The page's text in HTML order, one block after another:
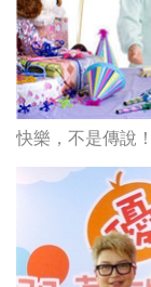
快樂，不是傳說！